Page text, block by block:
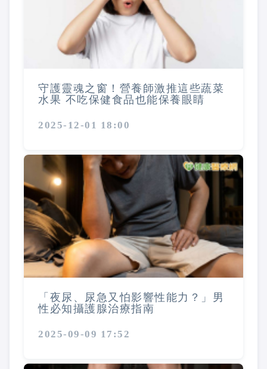
守護靈魂之窗！營養師激推這些蔬菜
水果 不吃保健食品也能保養眼睛
2025-12-01 18:00
「夜尿、尿急又怕影響性能力？」男
性必知攝護腺治療指南
2025-09-09 17:52